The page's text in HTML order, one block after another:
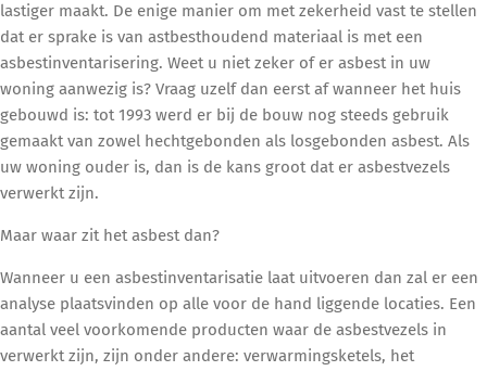
lastiger maakt. De enige manier om met zekerheid vast te stellen
dat er sprake is van astbesthoudend materiaal is met een
asbestinventarisering. Weet u niet zeker of er asbest in uw
woning aanwezig is? Vraag uzelf dan eerst af wanneer het huis
gebouwd is: tot 1993 werd er bij de bouw nog steeds gebruik
gemaakt van zowel hechtgebonden als losgebonden asbest. Als
uw woning ouder is, dan is de kans groot dat er asbestvezels
verwerkt zijn.
Maar waar zit het asbest dan?
Wanneer u een asbestinventarisatie laat uitvoeren dan zal er een
analyse plaatsvinden op alle voor de hand liggende locaties. Een
aantal veel voorkomende producten waar de asbestvezels in
verwerkt zijn, zijn onder andere: verwarmingsketels, het